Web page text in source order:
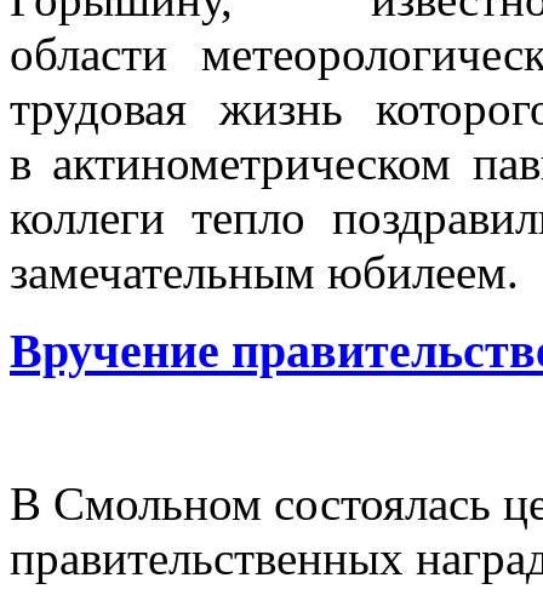
области
трудовая жизнь
в актинометрическом
коллеги тепло
замечательным юбилеем.
Вручение
В Смольном состоялась
правительственных